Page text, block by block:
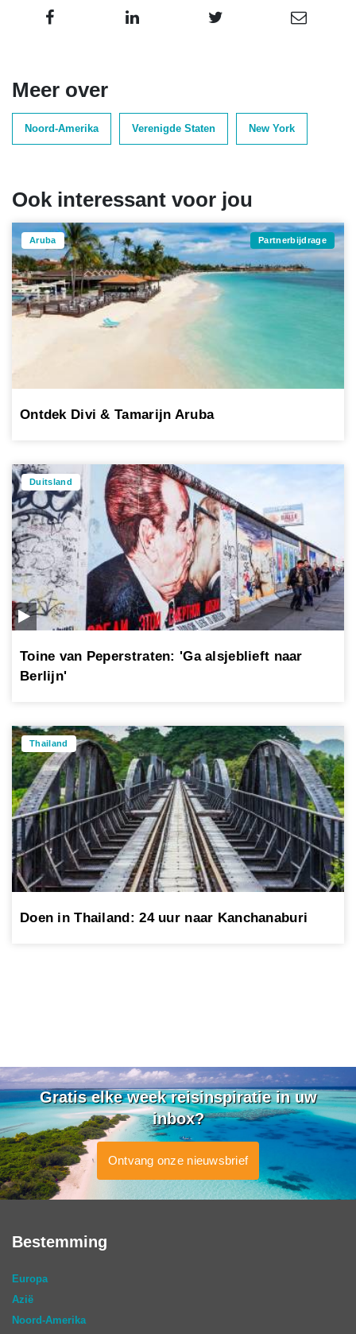
Meer over
Noord-Amerika Verenigde Staten New York
Ook interessant voor jou
Aruba Partnerbijdrage
Ontdek Divi & Tamarijn Aruba
Duitsland
Toine van Peperstraten: 'Ga alsjeblieft naar
Berlijn'
Thailand
Doen in Thailand: 24 uur naar Kanchanaburi
Gratis elke week reisinspiratie in uw
inbox?
Ontvang onze nieuwsbrief
Bestemming
Europa
Azië
Noord-Amerika